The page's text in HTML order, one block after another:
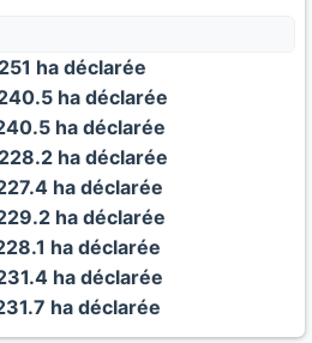
ha déclarée
ha déclarée
ha déclarée
ha déclarée
ha déclarée
ha déclarée
ha déclarée
ha déclarée
ha déclarée